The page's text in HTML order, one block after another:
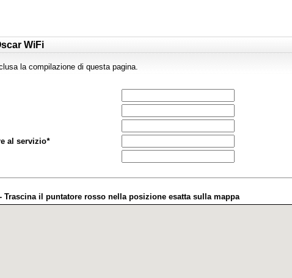
WiFi
la compilazione di questa pagina.
al servizio*
Trascina il puntatore rosso nella posizione esatta sulla mappa